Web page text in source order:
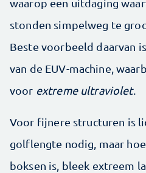
waarop een uitdaging
stonden simpelweg te
Beste voorbeeld daarvan
van de EUV-machine,
voor extreme ultraviolet.
Voor fijnere structuren is
golflengte nodig, maar
boksen is, bleek extreem